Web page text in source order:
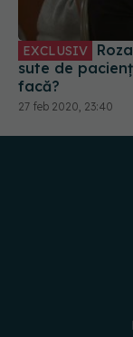
EXCLUSIV
sute de
facă?
27 feb 2020, 23:40